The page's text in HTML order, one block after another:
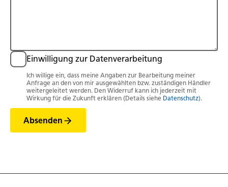
Einwilligung zur Datenverarbeitung
Ich willige ein, dass meine Angaben zur Bearbeitung meiner
Anfrage an den von mir ausgewählten bzw. zuständigen Händler
weitergeleitet werden. Den Widerruf kann ich jederzeit mit
Wirkung für die Zukunft erklären (Details siehe Datenschutz).
Absenden